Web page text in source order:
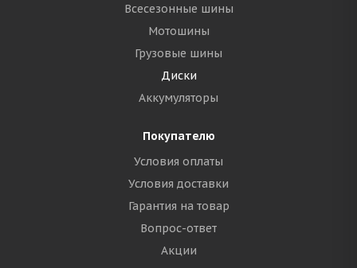
Всесезонные шины
Мотошины
Грузовые шины
Диски
Аккумуляторы
Покупателю
Условия оплаты
Условия доставки
Гарантия на товар
Вопрос-ответ
Акции